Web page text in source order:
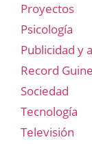
Proyectos
Psicología
Publicidad y
Record
Sociedad
Tecnología
Televisión